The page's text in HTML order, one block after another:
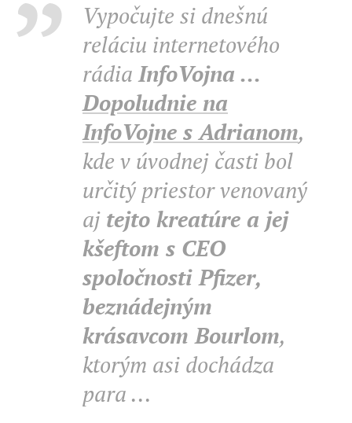
Vypočujte si dnešnú
reláciu internetového
rádiaInfoVojna ...
Dopoludnie na
InfoVojne s Adrianom,
kde v úvodnej časti bol
určitý priestor venovaný
aj tejto kreatúre a jej
kšeftom s CEO
spoločnosti Pfizer,
beznádejným
krásavcom Bourlom,
ktorým asi dochádza
para ...